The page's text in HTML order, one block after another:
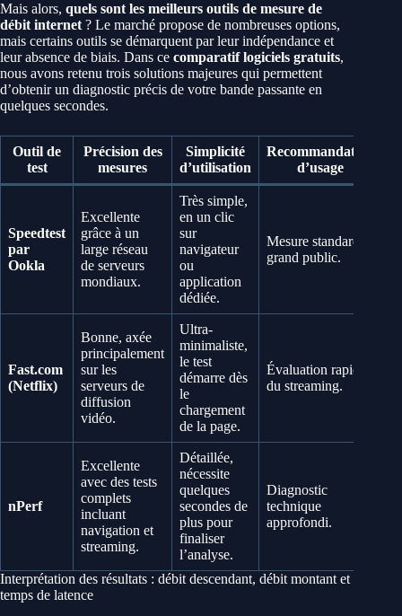
Mais alors, quels sont les meilleurs outils de mesure de
débit internet ? Le marché propose de nombreuses options,
mais certains outils se démarquent par leur indépendance et
leur absence de biais. Dans ce comparatif logiciels gratuits,
nous avons retenu trois solutions majeures qui permettent
d’obtenir un diagnostic précis de votre bande passante en
quelques secondes.
Outil de
test
Précision des
mesures
Simplicité
d’utilisation
Recommandation
d’usage
Speedtest
par
Ookla
Excellente
grâce à un
large réseau
de serveurs
mondiaux.
Très simple,
en un clic
sur
navigateur
ou
application
dédiée.
Mesure standard
grand public.
Fast.com
(Netflix)
Bonne, axée
principalement
sur les
serveurs de
diffusion
vidéo.
Ultra-
minimaliste,
le test
démarre dès
le
chargement
de la page.
Évaluation rapide
du streaming.
nPerf
Excellente
avec des tests
complets
incluant
navigation et
streaming.
Détaillée,
nécessite
quelques
secondes de
plus pour
finaliser
l’analyse.
Diagnostic
technique
approfondi.
Interprétation des résultats : débit descendant, débit montant et
temps de latence